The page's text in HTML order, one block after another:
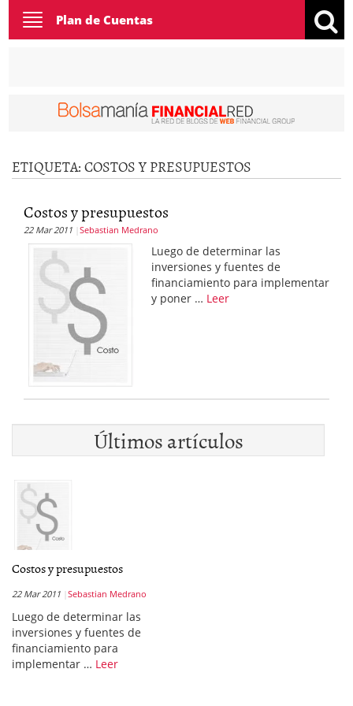
Toggle
navigation
Plan de Cuentas
ETIQUETA:COSTOS Y PRESUPUESTOS
Costos y presupuestos
22 Mar 2011 Sebastian Medrano
Luego de determinar las
inversiones y fuentes de
financiamiento para implementar
y poner … Leer
Últimos artículos
Costos y presupuestos
22 Mar 2011 Sebastian Medrano
Luego de determinar las
inversiones y fuentes de
financiamiento para
implementar … Leer